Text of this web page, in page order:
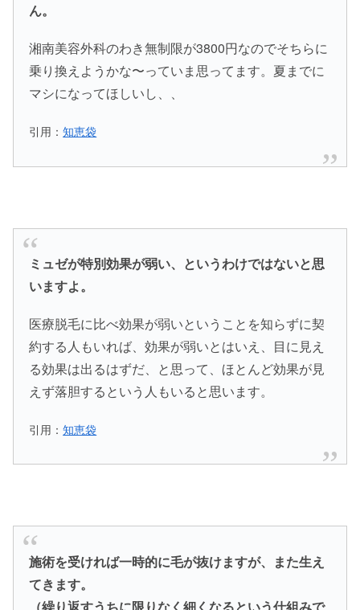
ん。
湘南美容外科のわき無制限が3800円なのでそちらに
乗り換えようかな〜っていま思ってます。夏までに
マシになってほしいし、、
引用：知恵袋
ミュゼが特別効果が弱い、というわけではないと思
いますよ。
医療脱毛に比べ効果が弱いということを知らずに契
約する人もいれば、効果が弱いとはいえ、目に見え
る効果は出るはずだ、と思って、ほとんど効果が見
えず落胆するという人もいると思います。
引用：知恵袋
施術を受ければ一時的に毛が抜けますが、また生え
てきます。
（繰り返すうちに限りなく細くなるという仕組みで